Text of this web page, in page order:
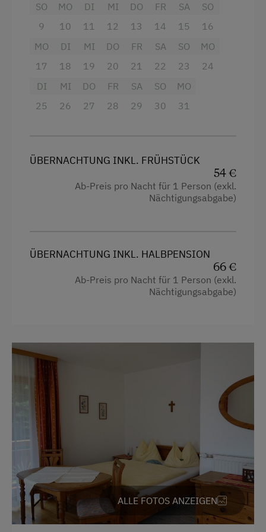
Internet
Badesee
Tischtennis
Wandern
Sauna
SO
9
MO
10
DI
11
MI
12
DO
13
FR
14
SA
15
SO
16
MO
17
DI
18
MI
19
DO
20
FR
21
SA
22
SO
23
MO
24
DI
25
MI
26
DO
27
FR
28
SA
29
SO
30
MO
31
ÜBERNACHTUNG INKL. FRÜHSTÜCK
54 €
Ab-Preis pro Nacht für 1 Person (exkl.
Nächtigungsabgabe)
ÜBERNACHTUNG INKL. HALBPENSION
66 €
Ab-Preis pro Nacht für 1 Person (exkl.
Nächtigungsabgabe)
ALLE FOTOS ANZEIGEN